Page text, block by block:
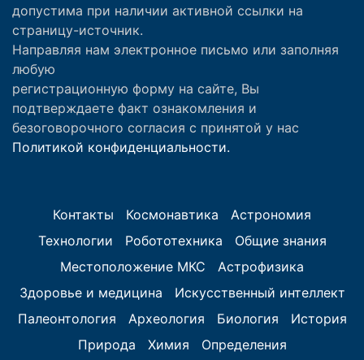
допустима при наличии активной ссылки на
страницу-источник.
Направляя нам электронное письмо или заполняя
любую
регистрационную форму на сайте, Вы
подтверждаете факт ознакомления и
безоговорочного согласия с принятой у нас
Политикой конфиденциальности.
Контакты Космонавтика
Астрономия
Технологии
Робототехника
Общие знания
Местоположение МКС
Астрофизика
Здоровье и медицина
Искусственный интеллект
Палеонтология
Археология Биология
История
Природа
Химия Определения